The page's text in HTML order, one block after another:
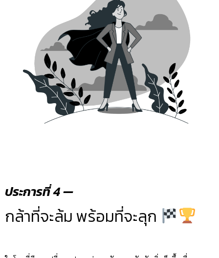
ประการที่ 4 —
กล้าที่จะล้ม พร้อมที่จะลุก